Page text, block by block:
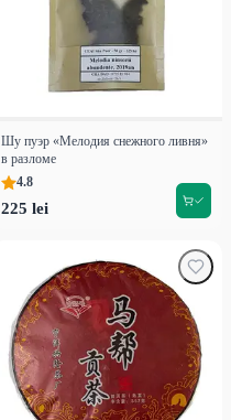
Шу пуэр «Мелодия снежного ливня»
в разломе
4.8
225 lei